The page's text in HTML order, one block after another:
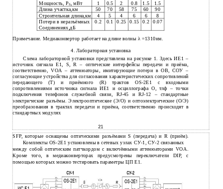
Мощность, РS, мВт 1 0.5 2 0.8 1.5
1.5
Длина участка,км
50 70 58 75 60
90
Строительная длина,км
4 5 4 6 6
8
Потери в неразъёмных
0.2 0.1 0.25 0.15 0.2 0.07
Соединениях,дБ
Примечание. Медиаконвертор работает на длине волны λ =1310нм.
4. Лабораторная установка
Схема лабораторной установки представлена на рисунке 1. Здесь ИЕ1 –
источник сигнала Е1, S, R – оптические интерфейсы передачи и приёма,
соответственно, VOA – аттенюаторы, имитирующие потери в ОВ, СОУ –
согласующие устройства для согласования характеристических сопротивлений
передающего (Т) и приёмного (R) трактов OS-2E1 c входными
сопротивлениями источника сигнала ИЕ1 и осциллографа О, тлф – точки
подключения телефонов служебной связи, RJ-45 и RJ-12 – стандартные
электрические разъёмы. Электрооптические (Э/О) и оптоэлектрические (О/Э)
преобразования в трактах передачи и приёма, соответственно происходят в
стандартных модулях
21
SFP, которые оснащены оптическими разъёмами S (передача) и R (приём).
Комплекты OS-2Е1 установлены в сетевых узлах СУ-1, СУ-2 связанных
между собой оптическим патчкордом с включёнными аттенюаторами VOA.
Кроме того, в медиаконверторах предусмотрены переключатели DIP, с
помощью которых можно тестировать параметры ЦП Е1.